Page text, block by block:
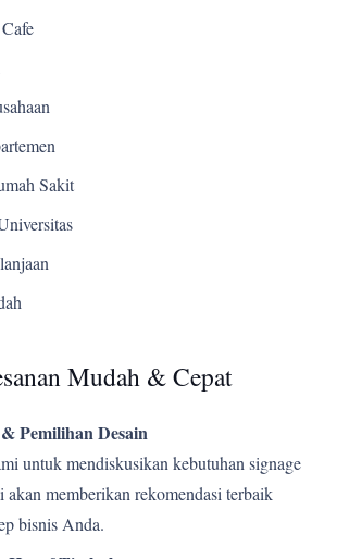
Sakit
Mudah & Cepat
Pemilihan Desain
untuk mendiskusikan kebutuhan signage
memberikan rekomendasi terbaik
bisnis Anda.